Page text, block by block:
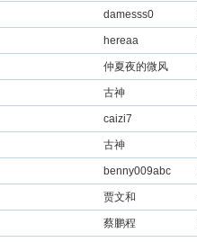
damesss0
hereaa
仲夏夜的微风
古神
caizi7
古神
benny009abc
贾文和
蔡鹏程